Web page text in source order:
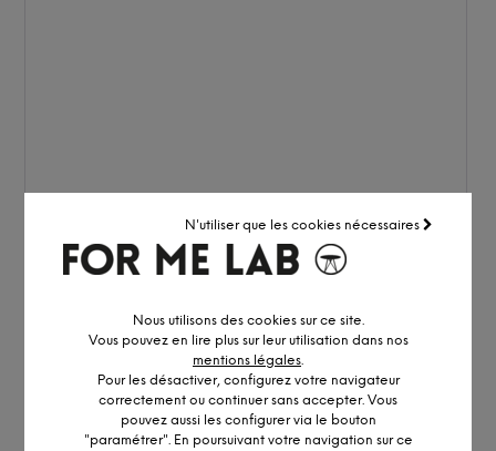
N'utiliser que les cookies nécessaires
Nous utilisons des cookies sur ce site.
Vous pouvez en lire plus sur leur utilisation dans nos
mentions légales.
Pour les désactiver, configurez votre navigateur
correctement ou continuer sans accepter. Vous
pouvez aussi les configurer via le bouton
"paramétrer". En poursuivant votre navigation sur ce